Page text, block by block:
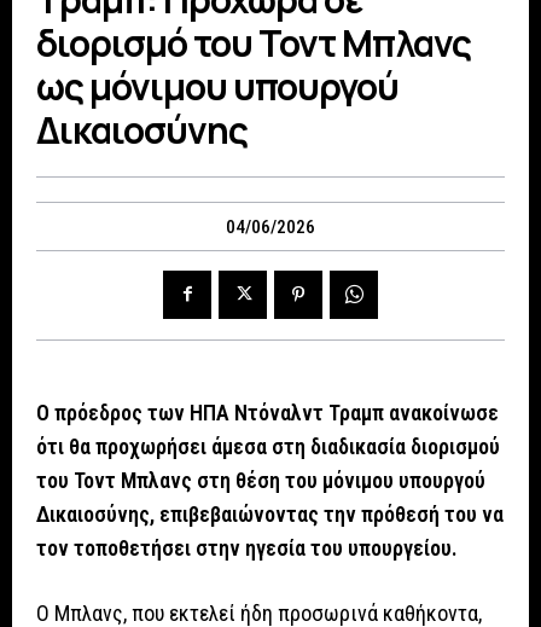
διορισμό του Τοντ Μπλανς
ως μόνιμου υπουργού
Δικαιοσύνης
04/06/2026
Ο πρόεδρος των ΗΠΑ Ντόναλντ Τραμπ ανακοίνωσε
ότι θα προχωρήσει άμεσα στη διαδικασία διορισμού
του Τοντ Μπλανς στη θέση του μόνιμου υπουργού
Δικαιοσύνης, επιβεβαιώνοντας την πρόθεσή του να
τον τοποθετήσει στην ηγεσία του υπουργείου.
Ο Μπλανς, που εκτελεί ήδη προσωρινά καθήκοντα,